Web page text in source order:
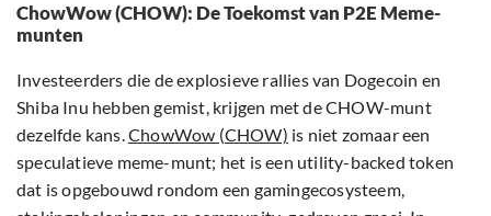
ChowWow (CHOW): De Toekomst van P2E Meme-
munten
Investeerders die de explosieve rallies van Dogecoin en
Shiba Inu hebben gemist, krijgen met de CHOW-munt
dezelfde kans.ChowWow (CHOW) is niet zomaar een
speculatieve meme-munt; het is een utility-backed token
dat is opgebouwd rondom een gamingecosysteem,